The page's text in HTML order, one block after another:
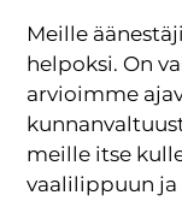
Meille
helpoksi. On
arvioimme
meille itse
vaalilippuun ja